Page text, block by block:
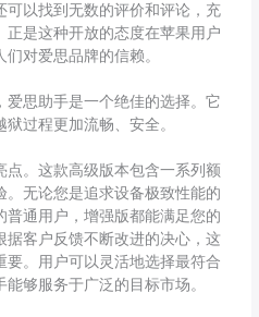
以找到无数的评价和评论，充
是这种开放的态度在苹果用户
对爱思品牌的信赖。
思助手是一个绝佳的选择。它
过程更加流畅、安全。
。这款高级版本包含一系列额
无论您是追求设备极致性能的
通用户，增强版都能满足您的
客户反馈不断改进的决心，这
。用户可以灵活地选择最符合
够服务于广泛的目标市场。